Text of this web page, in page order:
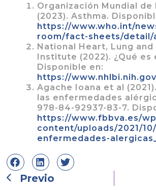
Organización Mundial de
(2023). Asthma.
https://www.who.int/
room/fact-sheets/detail/
National Heart, Lung and
Institute (2022). ¿Qué es
Disponible en:
https://
Agache Ioana et al
las enfermedades
978-84-92937-83-7.
https://www.fbbva.es/
content/uploads/2021/
enfermedades-
Previo